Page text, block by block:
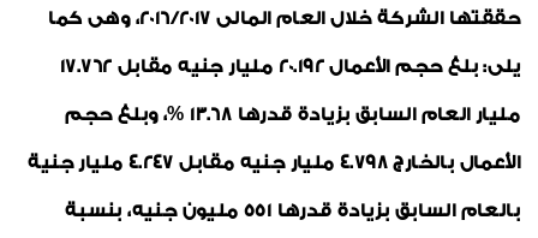
حققتها الشركة خلال العام المالى 2016/2017، وهى كما
يلى: بلغ حجم الأعمال 20.192 مليار جنيه مقابل 17.762
مليار العام السابق بزيادة قدرها 13.68 %، وبلغ حجم
الأعمال بالخارج 4.798 مليار جنيه مقابل 4.247 مليار جنية
بالعام السابق بزيادة قدرها 551 مليون جنيه، بنسبة